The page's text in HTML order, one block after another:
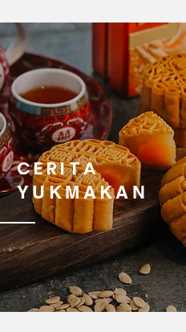
CERITA
YUKMAKAN